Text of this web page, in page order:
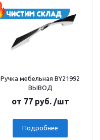
Ручка мебельная BY21992
ВЫВОД
от 77 руб. /шт
Подробнее